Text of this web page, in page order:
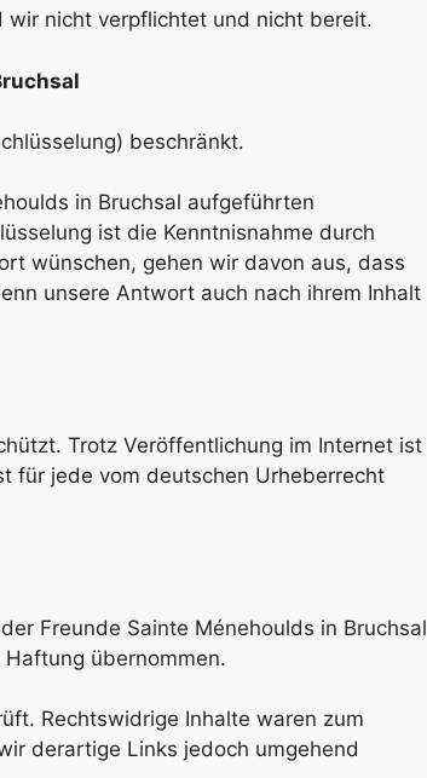
wir nicht verpflichtet und nicht bereit.
beschränkt.
in Bruchsal aufgeführten
ist die Kenntnisnahme durch
wünschen, gehen wir davon aus, dass
unsere Antwort auch nach ihrem Inhalt
Trotz Veröffentlichung im Internet ist
für jede vom deutschen Urheberrecht
Freunde Sainte Ménehoulds in Bruchsal
übernommen.
Rechtswidrige Inhalte waren zum
derartige Links jedoch umgehend